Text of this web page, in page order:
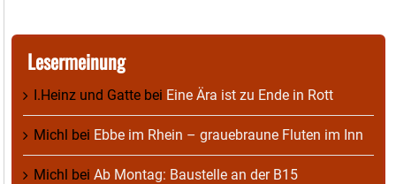
Lesermeinung
I.Heinz und Gatte bei Eine Ära ist zu Ende in Rott
Michl bei Ebbe im Rhein – grauebraune Fluten im Inn
Michl bei Ab Montag: Baustelle an der B15